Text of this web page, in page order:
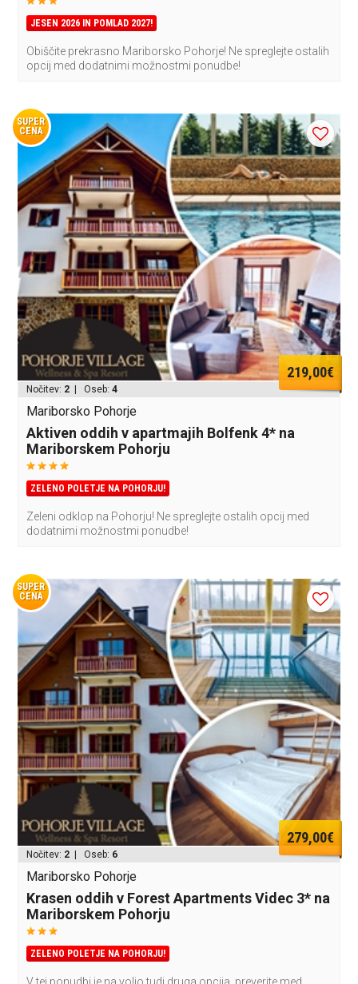
JESEN 2026 IN POMLAD 2027!
Obiščite prekrasno Mariborsko Pohorje! Ne spreglejte ostalih
opcij med dodatnimi možnostmi ponudbe!
SUPER
CENA
219,00€
Nočitev: 2 | Oseb:4
Mariborsko Pohorje
Aktiven oddih v apartmajih Bolfenk 4* na
Mariborskem Pohorju
ZELENO POLETJE NA POHORJU!
Zeleni odklop na Pohorju! Ne spreglejte ostalih opcij med
dodatnimi možnostmi ponudbe!
SUPER
CENA
279,00€
Nočitev: 2 | Oseb: 6
Mariborsko Pohorje
Krasen oddih v Forest Apartments Videc 3* na
Mariborskem Pohorju
ZELENO POLETJE NA POHORJU!